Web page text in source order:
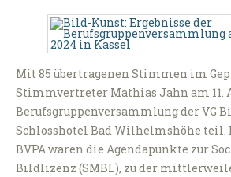
Mit 85 übertragenen Stimmen im
Stimmvertreter Mathias Jahn am 11.
Berufsgruppenversammlung der VG
Schlosshotel Bad Wilhelmshöhe teil.
BVPA waren die Agendapunkte zur
Bildlizenz (SMBL), zu der